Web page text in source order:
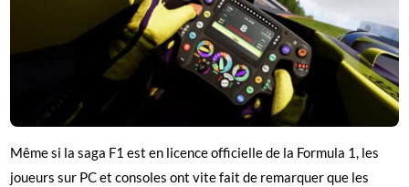
Même si la saga F1 est en licence officielle de la Formula 1, les
joueurs sur PC et consoles ont vite fait de remarquer que les